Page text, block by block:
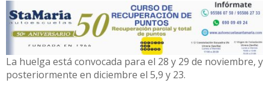
La huelga está convocada para el 28 y 29 de noviembre, y
posteriormente en diciembre el 5,9 y 23.